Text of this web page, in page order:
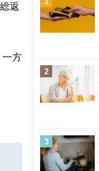
返
一方